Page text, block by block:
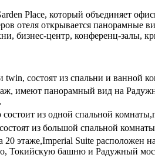
Place, который объединяет
отеля открывается панорамные
бизнес-центр, конференц-залы,
состоят из спальни и ванной
имеют панорамный вид на
из одной спальной
из большой спальной
20 этаже,Imperial Suite расположен
Токийскую башню и Радужный